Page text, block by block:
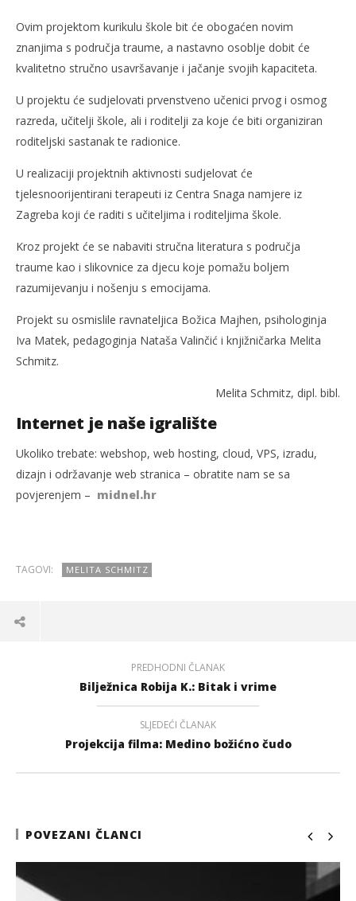
Ovim projektom kurikulu škole bit će obogaćen novim
znanjima s područja traume, a nastavno osoblje dobit će
kvalitetno stručno usavršavanje i jačanje svojih kapaciteta.
U projektu će sudjelovati prvenstveno učenici prvog i osmog
razreda, učitelji škole, ali i roditelji za koje će biti organiziran
roditeljski sastanak te radionice.
U realizaciji projektnih aktivnosti sudjelovat će
tjelesnoorijentirani terapeuti iz Centra Snaga namjere iz
Zagreba koji će raditi s učiteljima i roditeljima škole.
Kroz projekt će se nabaviti stručna literatura s područja
traume kao i slikovnice za djecu koje pomažu boljem
razumijevanju i nošenju s emocijama.
Projekt su osmislile ravnateljica Božica Majhen, psihologinja
Iva Matek, pedagoginja Nataša Valinčić i knjižničarka Melita
Schmitz.
Melita Schmitz, dipl. bibl.
Internet je naše igralište
Ukoliko trebate: webshop, web hosting, cloud, VPS, izradu,
dizajn i održavanje web stranica – obratite nam se sa
povjerenjem – midnel.hr
TAGOVI: MELITA SCHMITZ
PREDHODNI ČLANAK
Bilježnica Robija K.: Bitak i vrime
SLJEDEĆI ČLANAK
Projekcija filma: Medino božićno čudo
POVEZANI ČLANCI